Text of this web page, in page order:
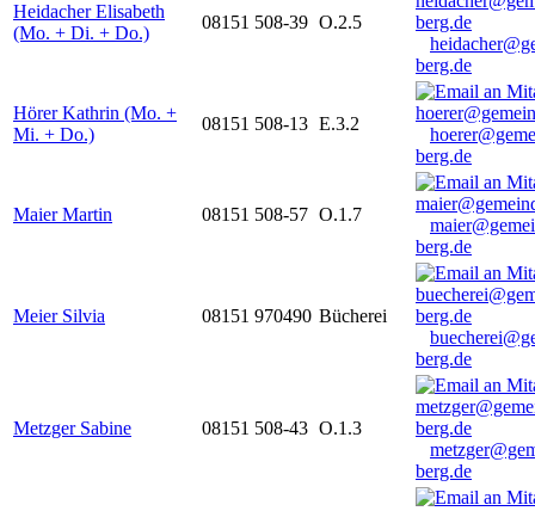
Heidacher Elisabeth
(Mo. + Di. + Do.)
08151 508-39 O.2.5
berg.de
Hörer Kathrin (Mo. +
Mi. + Do.)
08151 508-13 E.3.2
berg.de
Maier Martin 08151 508-57 O.1.7
berg.de
Meier Silvia 08151 970490 Bücherei
berg.de
Metzger Sabine 08151 508-43 O.1.3
berg.de